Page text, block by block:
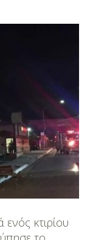
κτιρίου